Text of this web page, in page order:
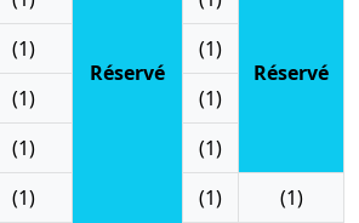
Réservé Réservé
(1)
(1)
(1)
(1)
(1)
(1)
(1) (1)
(1)